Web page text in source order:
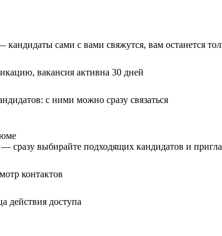
сами с вами свяжутся, вам останется
вакансия активна 30 дней
с ними можно сразу связаться
сразу выбирайте подходящих кандидатов и
контактов
действия доступа